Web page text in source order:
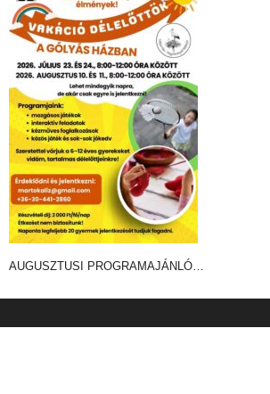
AUGUSZTUSI PROGRAMAJÁNLÓ…